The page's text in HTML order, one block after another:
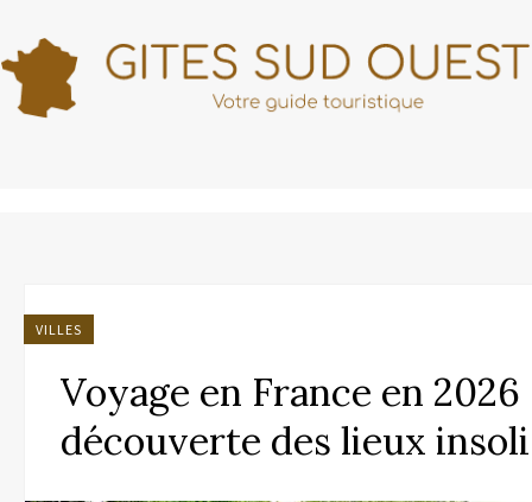
VILLES
Voyage en France en 2026
découverte des lieux